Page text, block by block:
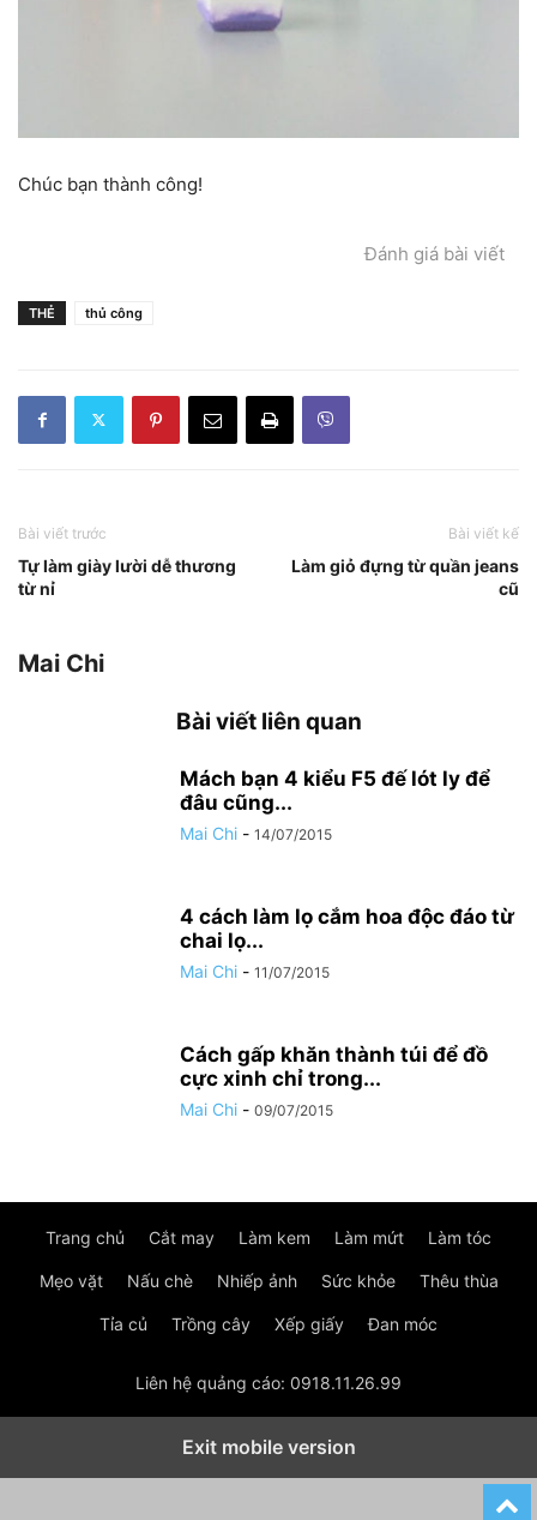
Chúc bạn thành công!
Đánh giá bài viết
THẺ thủ công
Bài viết trước
Tự làm giày lười dễ thương
từ nỉ
Bài viết kế
Làm giỏ đựng từ quần jeans
cũ
Mai Chi
Bài viết liên quan
Mách bạn 4 kiểu F5 đế lót ly để
đâu cũng...
Mai Chi - 14/07/2015
4 cách làm lọ cắm hoa độc đáo từ
chai lọ...
Mai Chi - 11/07/2015
Cách gấp khăn thành túi để đồ
cực xinh chỉ trong...
Mai Chi - 09/07/2015
Trang chủ Cắt may Làm kem Làm mứt Làm tóc
Mẹo vặt Nấu chè Nhiếp ảnh Sức khỏe Thêu thùa
Tỉa củ Trồng cây Xếp giấy Đan móc
Liên hệ quảng cáo: 0918.11.26.99
Exit mobile version